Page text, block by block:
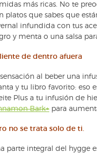
más ricas. No te
platos que sabes que
infundida con tus
y menta o una salsa
de dentro afuera
sensación al beber una
y tu libro favorito: eso
Plus a tu infusión de
Bark+ para
no se trata solo de ti.
parte integral del hygge